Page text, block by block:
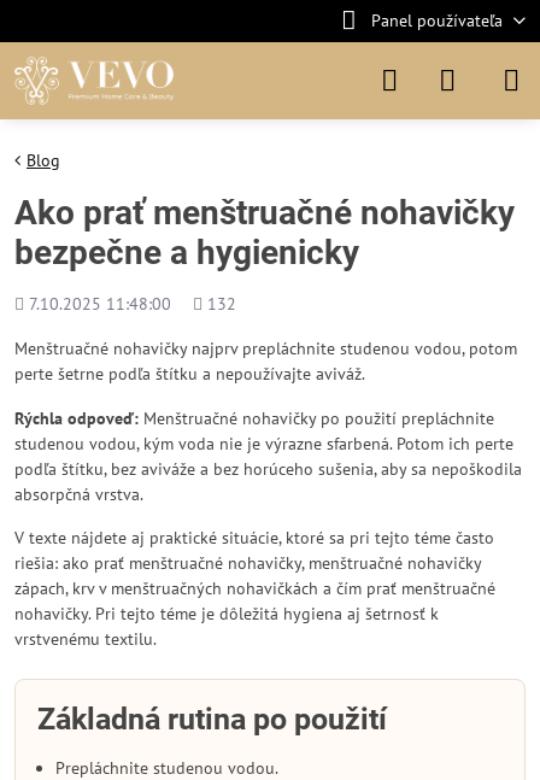
Panel používateľa
Blog
Ako prať menštruačné nohavičky
bezpečne a hygienicky
Pridané
7.10.2025 11:48:00
Počet
132
Menštruačné nohavičky najprv prepláchnite studenou vodou, potom
perte šetrne podľa štítku a nepoužívajte aviváž.
Rýchla odpoveď: Menštruačné nohavičky po použití prepláchnite
studenou vodou, kým voda nie je výrazne sfarbená. Potom ich perte
podľa štítku, bez aviváže a bez horúceho sušenia, aby sa nepoškodila
absorpčná vrstva.
V texte nájdete aj praktické situácie, ktoré sa pri tejto téme často
riešia: ako prať menštruačné nohavičky, menštruačné nohavičky
zápach, krv v menštruačných nohavičkách a čím prať menštruačné
nohavičky. Pri tejto téme je dôležitá hygiena aj šetrnosť k
vrstvenému textilu.
Základná rutina po použití
Prepláchnite studenou vodou.